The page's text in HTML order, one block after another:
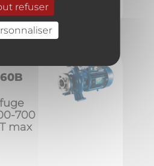
700
max
refuser